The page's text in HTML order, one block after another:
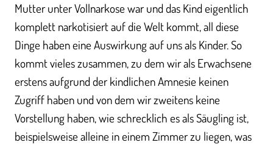
Mutter unter Vollnarkose war und das Kind eigentlich
komplett narkotisiert auf die Welt kommt, all diese
Dinge haben eine Auswirkung auf uns als Kinder. So
kommt vieles zusammen, zu dem wir als Erwachsene
erstens aufgrund der kindlichen Amnesie keinen
Zugriff haben und von dem wir zweitens keine
Vorstellung haben, wie schrecklich es als Säugling ist,
beispielsweise alleine in einem Zimmer zu liegen, was